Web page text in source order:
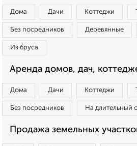
Дома Дачи Коттеджи
Без посредников Деревянные
Из бруса
Аренда домов, дач,
Дома Дачи Коттеджи
Без посредников На длительный
Продажа земельных